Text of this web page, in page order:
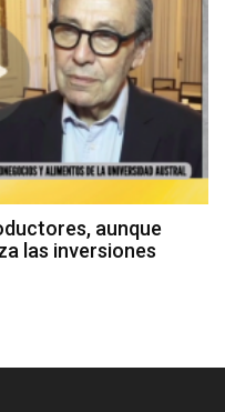
aunque
las inversiones